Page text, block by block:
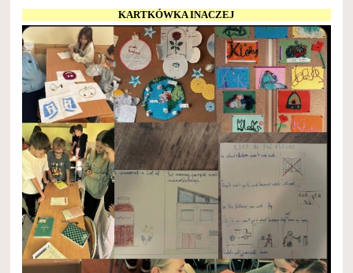
KARTKÓWKA INACZEJ